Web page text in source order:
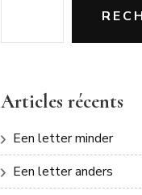
Articles récents
Een letter minder
Een letter anders